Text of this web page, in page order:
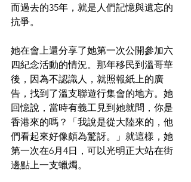
而過去的35年，就是人們記憶與遺忘的
抗爭。
她在會上還分享了她第一次公開參加六
四紀念活動的情況。那年移民到溫哥華
後，因為不認識人，就照報紙上的廣
告，找到了溫支聯遊行集會的地方。她
回憶說，當時有義工見到她就問，你是
香港來的嗎？「我說是從大陸來的，他
們看起來好像頗為驚訝。」就這樣，她
第一次在6月4日，可以光明正大站在街
邊點上一支蠟燭。